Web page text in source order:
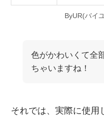
ByUR(バイ
色がかわいくて全
ちゃいますね！
それでは、実際に使用